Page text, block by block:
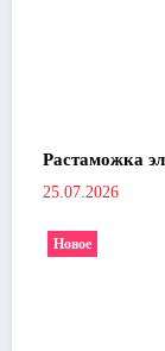
Растаможка
25.07.2026
Новое